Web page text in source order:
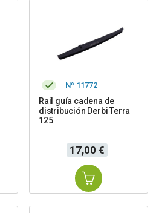
Nº 11772
Rail guía cadena de
distribución Derbi Terra
125
Precio
17,00 €